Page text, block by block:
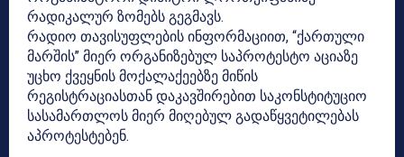
რადიკალურ ზომებს გეგმავს.
რადიო თავისუფლების ინფორმაციით, “ქართული
მარშის” მიერ ორგანიზებულ საპროტესტო აციაზე
უცხო ქვეყნის მოქალაქეებზე მიწის
რეგისტრაციასთან დაკავშირებით საკონსტიტუციო
სასამართლოს მიერ მიღებულ გადაწყვეტილებას
აპროტესტებენ.